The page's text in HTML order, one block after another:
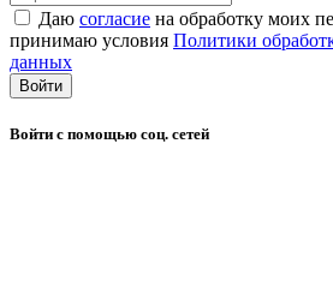
Даю согласие на обработку моих
принимаю условия Политики
данных
Войти
Войти с помощью соц. сетей